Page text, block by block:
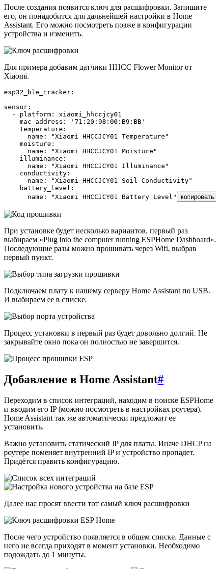
После создания появится ключ для расшифровки. Запишите
его, он понадобится для дальнейшей настройки в Home
Assistant. Его можно посмотреть позже в конфигурации
устройства и изменить.
Для примера добавим датчики HHCC Flower Monitor от
Xiaomi.
esp32_ble_tracker :
sensor :
  -
platform :
xiaomi_hhccjcy01
    mac_address
: ' 71:20:98:00:B9:BB '
    temperature
:
      name
: "Xiaomi HHCCJCY01 Temperature "
    moisture
:
      name
: "Xiaomi HHCCJCY01 Moisture "
    illuminance
:
      name
: "Xiaomi HHCCJCY01 Illuminance "
    conductivity
:
      name
: "Xiaomi HHCCJCY01 Soil Conductivity"
    battery_level
:
      name
: "Xiaomi HHCCJCY01 Battery Level " копировать
При установке будет несколько вариантов, первый раз
выбираем «Plug into the computer running ESPHome Dashboard».
Последующие разы можно прошивать через Wifi, выбрав
первый пункт.
Подключаем плату к нашему серверу Home Assistant по USB.
И выбираем ее в списке.
Процесс установки в первый раз будет довольно долгий. Не
закрывайте окно пока он полностью не завершится.
Добавление в Home Assistant#
Переходим в список интеграций, находим в поиске ESPHome
и вводим его IP (можно посмотреть в настройках роутера).
Home Assistant так же автоматически предложит ее
установить.
Важно установить статический IP для платы. Иначе DHCP на
роутере поменяет внутренний IP и устройство пропадет.
Придётся править конфигурацию.
Далее нас просят ввести тот самый ключ расшифровки
После чего устройство появляется в общем списке. Данные с
него не всегда приходят в момент установки. Необходимо
подождать до 1 минуты.